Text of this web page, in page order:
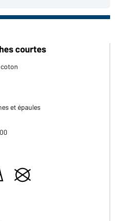
courtes
et épaules
U